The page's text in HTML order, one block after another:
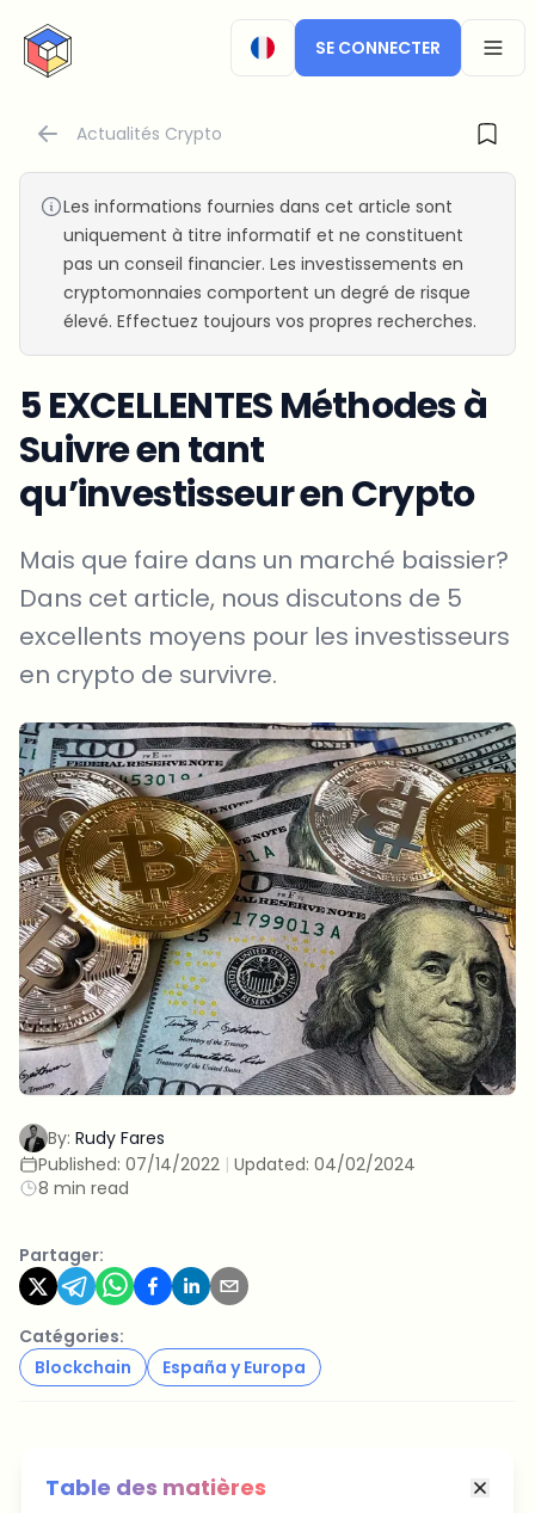
CryptoTicker
SE CONNECTER
Actualités Crypto
Les informations fournies dans cet article sont
uniquement à titre informatif et ne constituent
pas un conseil financier. Les investissements en
cryptomonnaies comportent un degré de risque
élevé. Effectuez toujours vos propres recherches.
5 EXCELLENTES Méthodes à
Suivre en tant
qu’investisseur en Crypto
Mais que faire dans un marché baissier?
Dans cet article, nous discutons de 5
excellents moyens pour les investisseurs
en crypto de survivre.
By: Rudy Fares
Published: 07/14/2022 | Updated: 04/02/2024
8 min read
Partager:
Catégories:
Blockchain
España y Europa
Table des matières